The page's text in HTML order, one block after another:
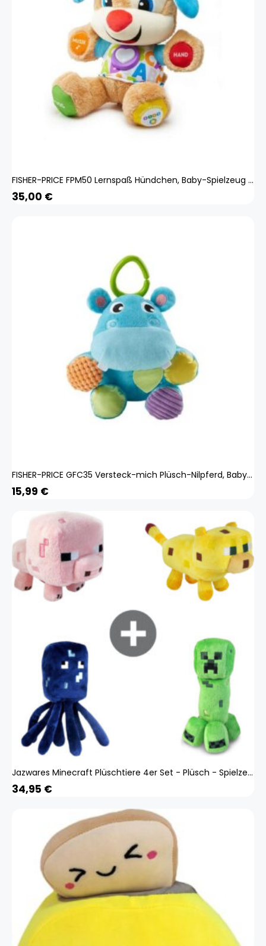
FISHER-PRICE FPM50 Lernspaß Hündchen, Baby-Spielzeug mit Musik, Kuscheltier, Lernspielzeug
35,00 €
FISHER-PRICE GFC35 Versteck-mich Plüsch-Nilpferd, Baby-Spielzeug, Kuscheltier, Baby Ball
15,99 €
Jazwares Minecraft Plüschtiere 4er Set - Plüsch - Spielzeug - Kuscheltier - Oktopus/Katze/Kriechpflanze/Schwein - ca. 22 cm
34,95 €